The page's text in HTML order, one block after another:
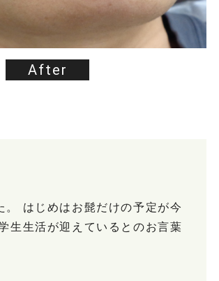
After
はじめはお髭だけの予定が今
生生活が迎えているとのお言葉